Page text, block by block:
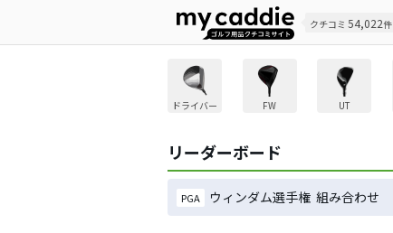
クチコミ 54,022件
ドライバー FW UT
リーダーボード
PGA ウィンダム選手権 組み合わせ